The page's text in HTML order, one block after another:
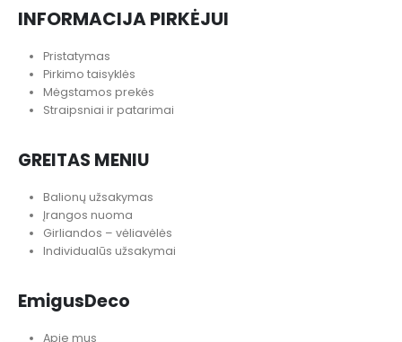
INFORMACIJA PIRKĖJUI
Pristatymas
Pirkimo taisyklės
Mėgstamos prekės
Straipsniai ir patarimai
GREITAS MENIU
Balionų užsakymas
Įrangos nuoma
Girliandos – vėliavėlės
Individualūs užsakymai
EmigusDeco
Apie mus